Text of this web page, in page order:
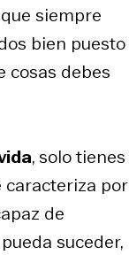
siempre
bien puesto
cosas debes
, solo tienes
caracteriza por
de
suceder,